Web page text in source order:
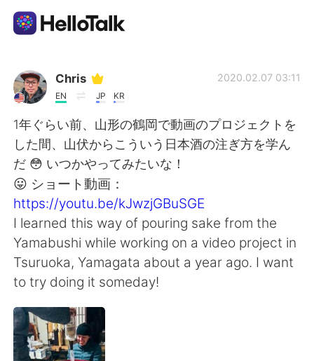
Dil Değişimi Uygulaması
AI Grammar Checker
Türkçe
English 简体中文
繁體中文 Español
العربية Français
Deutsch
한국어
Chris
EN JP KR
2020.02.07 03:11
1年ぐらい前、山形の鶴岡で動画のプロジェクトを
した間、山伏からこういう日本酒の注ぎ方を学ん
だ 😳 いつかやってみたいな！
😛 ショート動画：
https://youtu.be/kJwzjGBuSGE
I learned this way of pouring sake from the
Yamabushi while working on a video project in
Tsuruoka, Yamagata about a year ago. I want
to try doing it someday!